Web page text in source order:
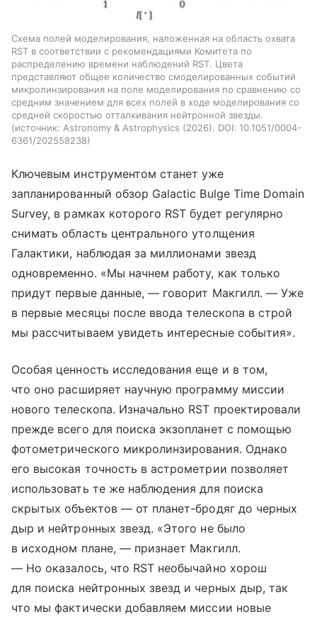
Схема полей моделирования, наложенная на область охвата
RST в соответствии с рекомендациями Комитета по
распределению времени наблюдений RST. Цвета
представляют общее количество смоделированных событий
микролинзирования на поле моделирования по сравнению со
средним значением для всех полей в ходе моделирования со
средней скоростью отталкивания нейтронной звезды.
источник: Astronomy & Astrophysics (2026). DOI: 10.1051/0004-
6361/202558238
Ключевым инструментом станет уже
запланированный обзор Galactic Bulge Time Domain
Survey, в рамках которого RST будет регулярно
снимать область центрального утолщения
Галактики, наблюдая за миллионами звезд
одновременно. «Мы начнем работу, как только
придут первые данные, — говорит Макгилл. — Уже
в первые месяцы после ввода телескопа в строй
мы рассчитываем увидеть интересные события».
Особая ценность исследования еще и в том,
что оно расширяет научную программу миссии
нового телескопа. Изначально RST проектировали
прежде всего для поиска экзопланет с помощью
фотометрического микролинзирования. Однако
его высокая точность в астрометрии позволяет
использовать те же наблюдения для поиска
скрытых объектов — от планет-бродяг до черных
дыр и нейтронных звезд. «Этого не было
в исходном плане, — признает Макгилл.
— Но оказалось, что RST необычайно хорош
для поиска нейтронных звезд и черных дыр, так
что мы фактически добавляем миссии новые